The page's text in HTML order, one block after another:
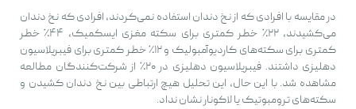
در مقایسه با افرادی که از نخ دندان استفاده نمی‌کردند، افرادی که نخ دندان
می‌کشیدند، ۲۲٪ خطر کمتری برای سکته مغزی ایسکمیک، ۴۴٪ خطر
کمتری برای سکته‌های کاردیوآمبولیک و ۱۲٪ خطر کمتری برای فیبریلاسیون
دهلیزی داشتند. فیبریلاسیون دهلیزی در ۲۰٪ از شرکت‌کنندگان مطالعه
مشاهده شد. با این حال، این تحلیل هیچ ارتباطی بین نخ دندان کشیدن و
سکته‌های ترومبوتیک یا لاکونار نشان نداد.